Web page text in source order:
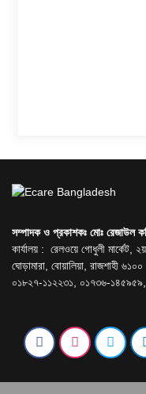
সম্পাদক ও প্রকাশকঃ মোঃ রেজাউল
কার্যালয় : রেলওয়ে গোধুলী মার্কেট,
ঘোড়ামারা, বোয়ালিয়া, রাজশাহী ৬১০০
০১৮২৭-১১২২৩১, ০১৭৩৬-১৪৫৯৫৯,